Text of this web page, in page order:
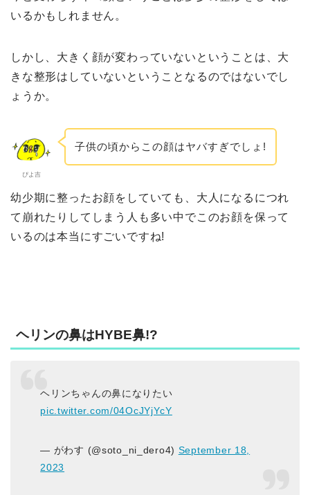
いるかもしれません。
しかし、大きく顔が変わっていないということは、大
きな整形はしていないということなるのではないでし
ょうか。
ぴよ吉
子供の頃からこの顔はヤバすぎでしょ!
幼少期に整ったお顔をしていても、大人になるにつれ
て崩れたりしてしまう人も多い中でこのお顔を保って
いるのは本当にすごいですね!
ヘリンの鼻はHYBE鼻!?
ヘリンちゃんの鼻になりたい
pic.twitter.com/04OcJYjYcY
— がわす (@soto_ni_dero4) September 18,
2023